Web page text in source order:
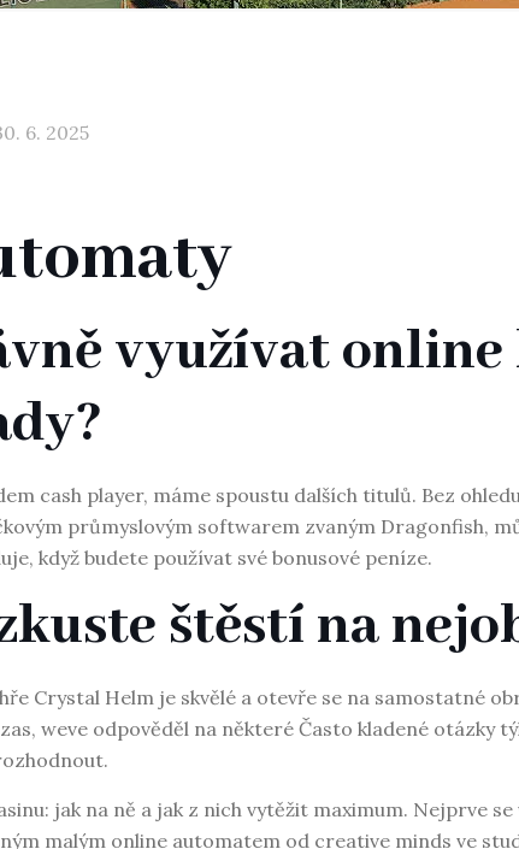
6. 2025
využívat
cash player, máme spoustu dalších titulů. Bez
průmyslovým softwarem zvaným Dragonfish,
když budete používat své bonusové peníze.
štěstí na
Crystal Helm je skvělé a otevře se na samostatné
weve odpověděl na některé Často kladené otázky
jak na ně a jak z nich vytěžit maximum. Nejprve
malým online automatem od creative minds ve